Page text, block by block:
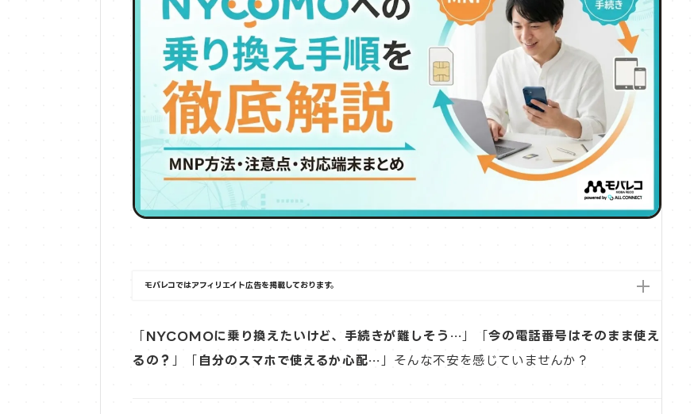
モバレコではアフィリエイト広告を掲載しております。
NYCOMOに乗り換えたいけど、手続きが難しそう… 」「今の電話番号はそのまま使え
るの？
自分のスマホで使えるか心配… 」そんな不安を感じていませんか？